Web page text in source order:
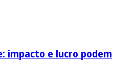
impacto e lucro podem